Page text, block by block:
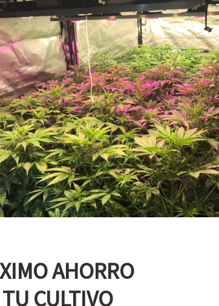
AHORRO
CULTIVO